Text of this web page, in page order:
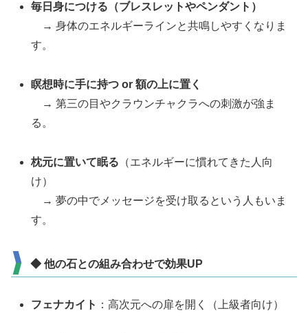
毎日身につける（ブレスレットやペンダント）
→ 身体のエネルギーラインと共鳴しやすくなりま
す。
瞑想時に手に持つ or 額の上に置く
→ 第三の目やクラウンチャクラへの刺激が強ま
る。
枕元に置いて眠る （エネルギーに慣れてきた人向
け）
→ 夢の中でメッセージを受け取るという人もいま
す。
◆ 他の石との組み合わせで効果UP
フェナカイト ：高次元への扉を開く（上級者向け）